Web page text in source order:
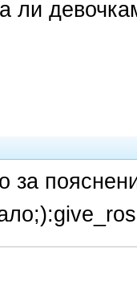
ли
за